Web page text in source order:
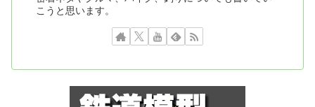
こうと思います。